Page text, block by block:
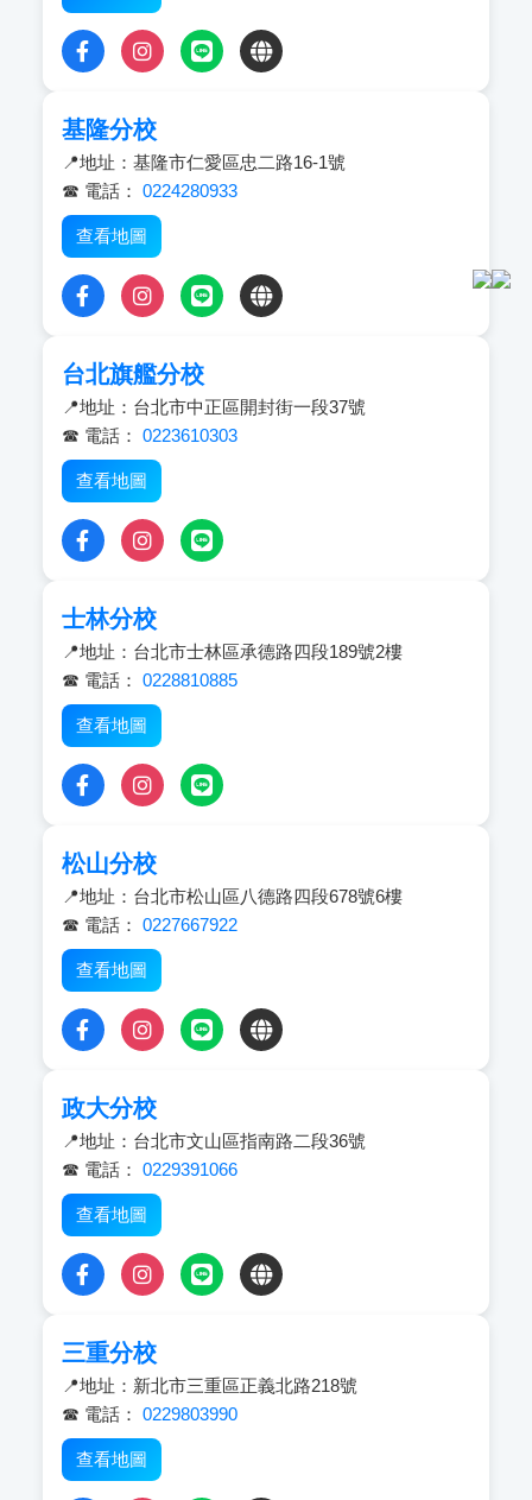
基隆分校
📍地址：基隆市仁愛區忠二路16-1號
☎ 電話： 0224280933
查看地圖
台北旗艦分校
📍地址：台北市中正區開封街一段37號
☎ 電話： 0223610303
查看地圖
士林分校
📍地址：台北市士林區承德路四段189號2樓
☎ 電話： 0228810885
查看地圖
松山分校
📍地址：台北市松山區八德路四段678號6樓
☎ 電話： 0227667922
查看地圖
政大分校
📍地址：台北市文山區指南路二段36號
☎ 電話： 0229391066
查看地圖
三重分校
📍地址：新北市三重區正義北路218號
☎ 電話： 0229803990
查看地圖